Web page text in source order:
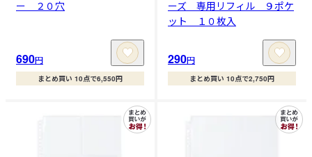
ー ２０穴
690円
まとめ買い 10点で6,550円
ーズ 専用リフィル ９ポケ
ット １０枚入
290円
まとめ買い 10点で2,750円